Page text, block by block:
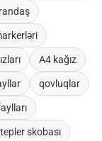
A4 kağız
qovluqlar
skobası